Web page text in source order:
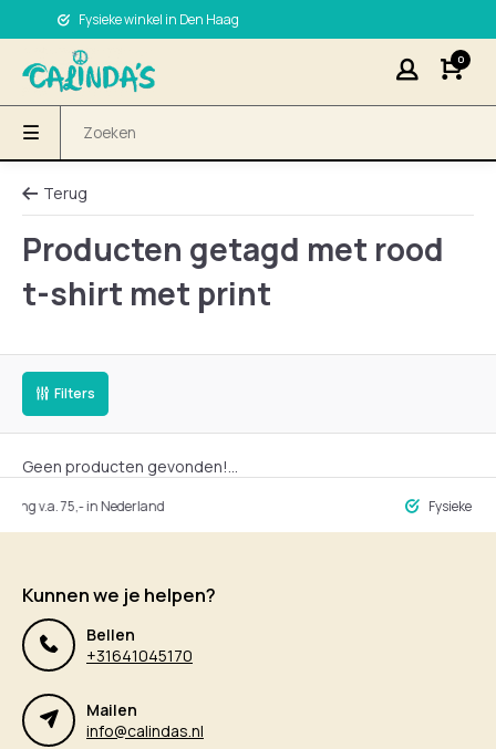
Fysieke winkel in Den Haag
0
Terug
Producten getagd met rood
t-shirt met print
Filters
Geen producten gevonden!...
v.a. 75,- in Nederland Fysieke
Kunnen we je helpen?
Bellen
+31641045170
Mailen
info@calindas.nl